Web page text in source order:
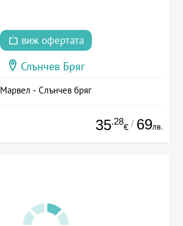
виж офертата
Слънчев Бряг
Марвел - Слънчев бряг
35.28
€ / 69лв.